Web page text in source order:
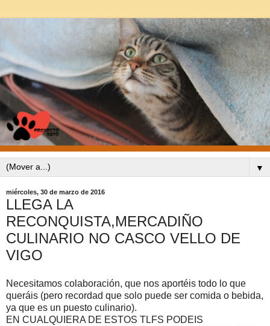
▼
miércoles, 30 de marzo de 2016
LLEGA LA
RECONQUISTA,MERCADIÑO
CULINARIO NO CASCO VELLO DE
VIGO
Necesitamos colaboración, que nos aportéis todo lo que
queráis (pero recordad que solo puede ser comida o bebida,
ya que es un puesto culinario).
EN CUALQUIERA DE ESTOS TLFS PODEIS